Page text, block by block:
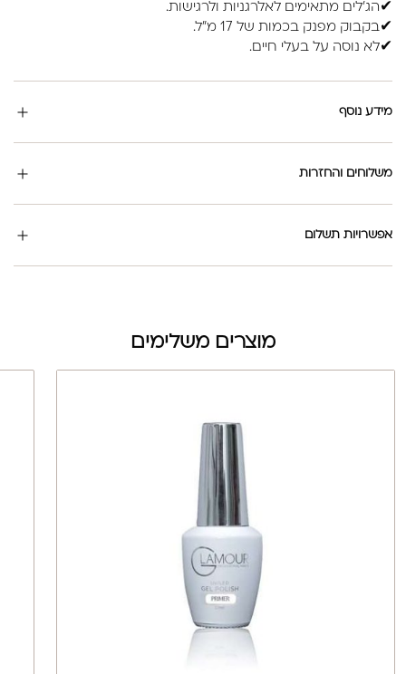
✔הג'לים מתאימים לאלרגניות ולרגישות.
✔בקבוק מפנק בכמות של 17 מ"ל.
✔לא נוסה על בעלי חיים.
מידע נוסף
משלוחים והחזרות
אפשרויות תשלום
מוצרים משלימים